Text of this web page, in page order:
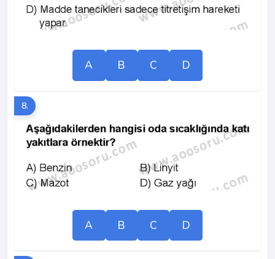
A B C D
8.
A B C D